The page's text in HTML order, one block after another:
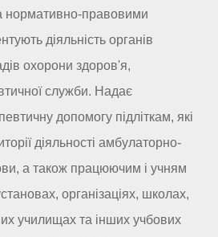
нормативно-правовими
діяльність органів
охорони здоров'я,
служби. Надає
допомогу підліткам, які
діяльності амбулаторно-
а також працюючим і учням
організаціях, школах,
училищах та інших учбових